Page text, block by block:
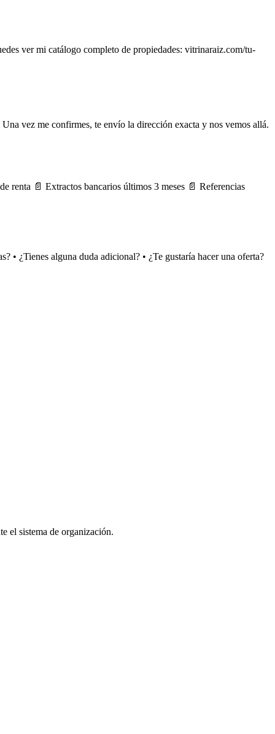
ver mi catálogo completo de propiedades: vitrinaraiz.com/tu-
vez me confirmes, te envío la dirección exacta y nos vemos allá.
renta 📄 Extractos bancarios últimos 3 meses 📄 Referencias
• ¿Tienes alguna duda adicional? • ¿Te gustaría hacer una oferta?
el sistema de organización.